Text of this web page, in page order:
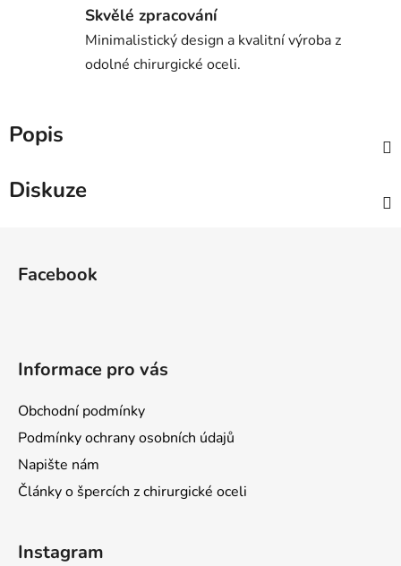
Skvělé zpracování
Minimalistický design a kvalitní výroba z
odolné chirurgické oceli.
Popis
Diskuze
Facebook
Informace pro vás
Obchodní podmínky
Podmínky ochrany osobních údajů
Napište nám
Články o špercích z chirurgické oceli
Instagram